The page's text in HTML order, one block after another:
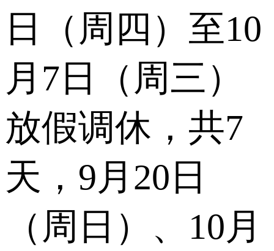
日（周四）至10
月7日（周三）
放假调休，共7
天，9月20日
（周日）、10月